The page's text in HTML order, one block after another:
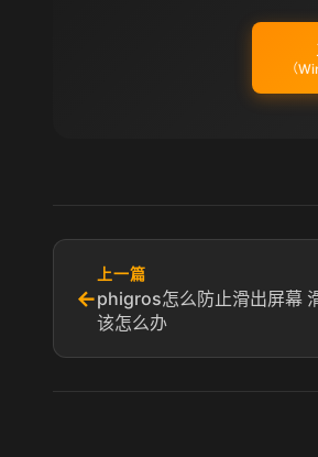
（
←
上一篇
phigros怎么防止滑出屏幕
该怎么办